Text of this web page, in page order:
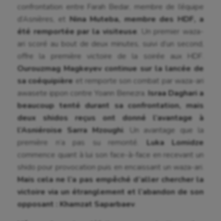
Futsal
Golf
Gymnastique
Gymnastique rythmique
Haltérophilie
Handisport
Jeux Olympiques et Paralympiques
Kayak-polo
Korfbal
confrontation entre Farah Bedar, membre de l’équipe
d’Asnières, et Nina Muteba, membre des HDF, a
été remportée par la visiteuse . Un premier waza-
ari scoré au bout de deux minutes, suivi d’un second,
offre la première victoire de la soirée aux HDF.
Ourouzmag Magkeyev continue sur la lancée de
sa coéquipière et remporte son combat par waza-ari
awasete ippon contre Yoann Benezra. Israa Daghari a
beaucoup tenté durant sa confrontation, mais
deux shidos reçus ont donné l’avantage à
l’Asniéroise Sarra Mzoughi. Un avantage que la
première n’a pas su remonté. Luka Lomidze
commence quant à lui son face-à-face en recevant un
shido pour provocation puis en encaissant un waza-ari.
Mais cela ne l’a pas empêché d’aller chercher la
victoire via un étranglement et l’abandon de son
opposant : Khamzat Saparbaev